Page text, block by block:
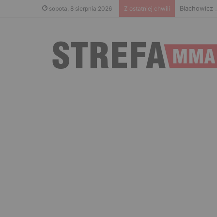
sobota, 8 sierpnia 2026 Z ostatniej chwili Błachowicz